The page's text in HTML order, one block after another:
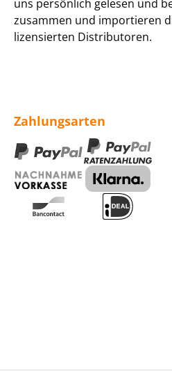
uns persönlich gelesen und
zusammen und importieren
lizensierten Distributoren.
Zahlungsarten